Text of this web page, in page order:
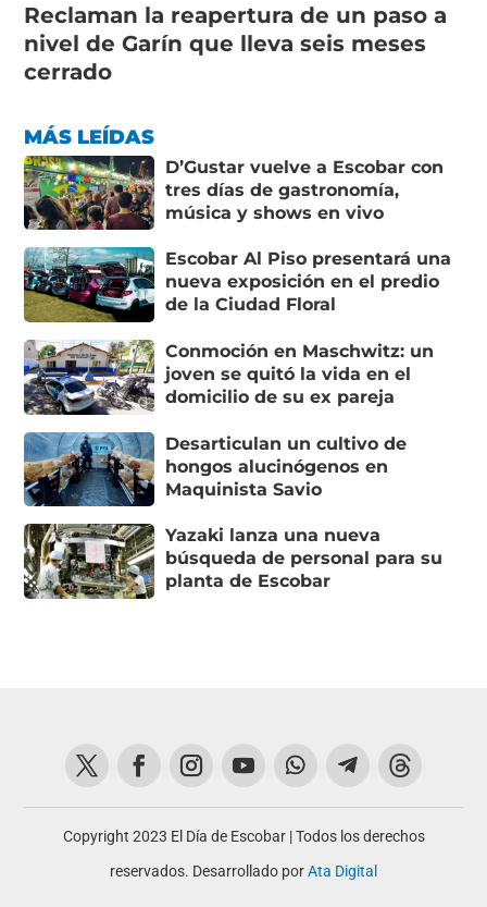
Reclaman la reapertura de un paso a
nivel de Garín que lleva seis meses
cerrado
MÁS LEÍDAS
D’Gustar vuelve a Escobar con
tres días de gastronomía,
música y shows en vivo
Escobar Al Piso presentará una
nueva exposición en el predio
de la Ciudad Floral
Conmoción en Maschwitz: un
joven se quitó la vida en el
domicilio de su ex pareja
Desarticulan un cultivo de
hongos alucinógenos en
Maquinista Savio
Yazaki lanza una nueva
búsqueda de personal para su
planta de Escobar
Copyright 2023 El Día de Escobar | Todos los derechos
reservados. Desarrollado porAta Digital